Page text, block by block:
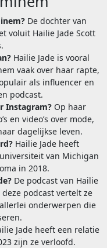
De dochter van
voluit Hailie Jade Scott
Hailie Jade is vooral
vaak over haar rapte,
als influencer en
podcast.
Instagram?Op haar
en video’s over mode,
dagelijkse leven.
Hailie Jade heeft
van Michigan
in 2018.
De podcast van Hailie
deze podcast vertelt ze
onderwerpen die
Jade heeft een relatie
zijn ze verloofd.